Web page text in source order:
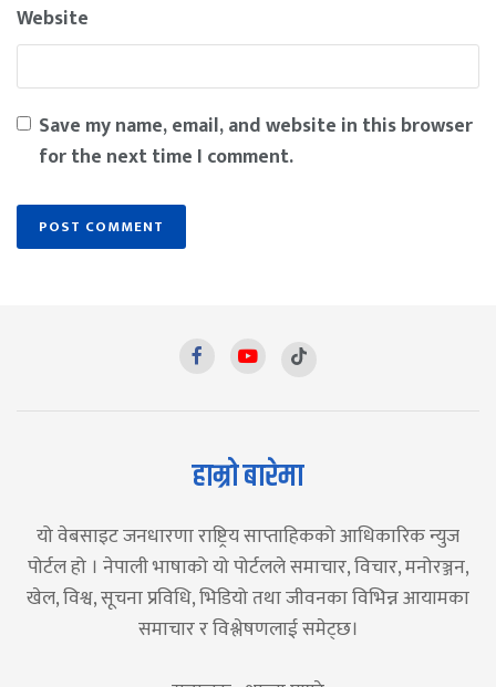
Website
Save my name, email, and website in this browser
for the next time I comment.
हाम्रो बारेमा
यो वेबसाइट जनधारणा राष्ट्रिय साप्ताहिकको आधिकारिक न्युज
पोर्टल हो । नेपाली भाषाको यो पोर्टलले समाचार, विचार, मनोरञ्जन,
खेल, विश्व, सूचना प्रविधि, भिडियो तथा जीवनका विभिन्न आयामका
समाचार र विश्लेषणलाई समेट्छ।